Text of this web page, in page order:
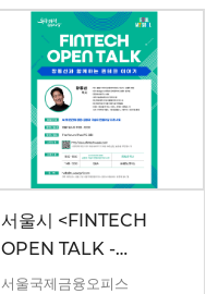
서울시 <FINTECH
OPEN TALK -
장동선과 함께하는
서울국제금융오피스